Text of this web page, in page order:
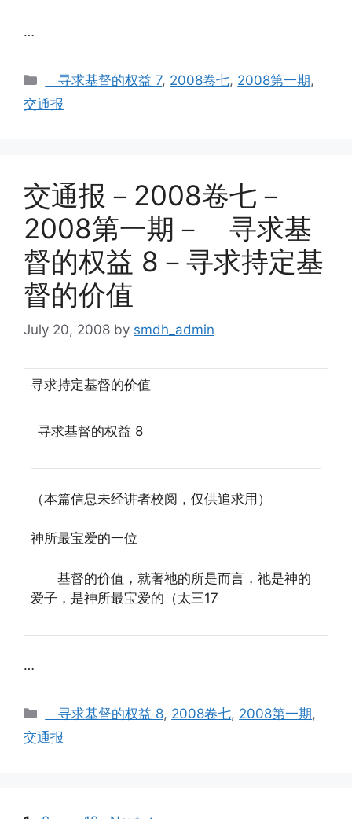
…
Categories
寻求基督的权益 7, 2008卷七, 2008第一期,
交通报
交通报－2008卷七－
2008第一期－ 寻求基
督的权益 8－寻求持定基
督的价值
July 20, 2008 by smdh_admin
寻求持定基督的价值
寻求基督的权益 8
（本篇信息未经讲者校阅，仅供追求用）
神所最宝爱的一位
基督的价值，就著祂的所是而言，祂是神的
爱子，是神所最宝爱的（太三17
…
Categories
寻求基督的权益 8, 2008卷七, 2008第一期,
交通报